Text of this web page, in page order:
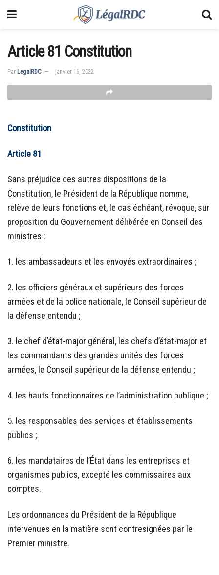
Article 81 Constitution
Par LegalRDC janvier 16, 2022
Constitution
Article 81
Sans préjudice des autres dispositions de la
Constitution, le Président de la République nomme,
relève de leurs fonctions et, le cas échéant, révoque, sur
proposition du Gouvernement délibérée en Conseil des
ministres :
1. les ambassadeurs et les envoyés extraordinaires ;
2. les officiers généraux et supérieurs des forces
armées et de la police nationale, le Conseil supérieur de
la défense entendu ;
3. le chef d’état-major général, les chefs d’état-major et
les commandants des grandes unités des forces
armées, le Conseil supérieur de la défense entendu ;
4. les hauts fonctionnaires de l’administration publique ;
5. les responsables des services et établissements
publics ;
6. les mandataires de l’État dans les entreprises et
organismes publics, excepté les commissaires aux
comptes.
Les ordonnances du Président de la République
intervenues en la matière sont contresignées par le
Premier ministre.